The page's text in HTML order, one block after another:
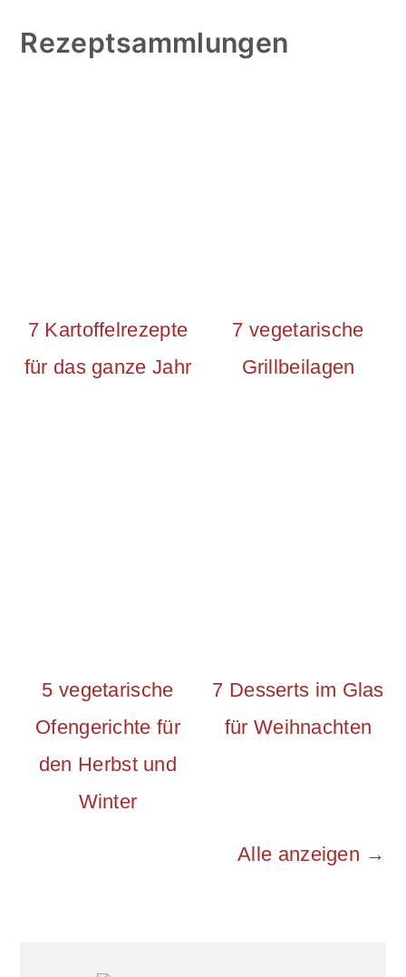
Rezeptsammlungen
7 Kartoffelrezepte
für das ganze Jahr
7 vegetarische
Grillbeilagen
5 vegetarische
Ofengerichte für
den Herbst und
Winter
7 Desserts im Glas
für Weihnachten
Alle anzeigen →